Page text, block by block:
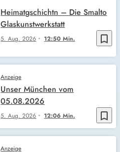
bookmark_border
5. Aug. 2026 12:50 Min.
Heimatgschichtn – Die Smalto
Glaskunstwerkstatt
bookmark_border
Anzeige
5. Aug. 2026 12:06 Min.
Unser München vom
05.08.2026
Anzeige